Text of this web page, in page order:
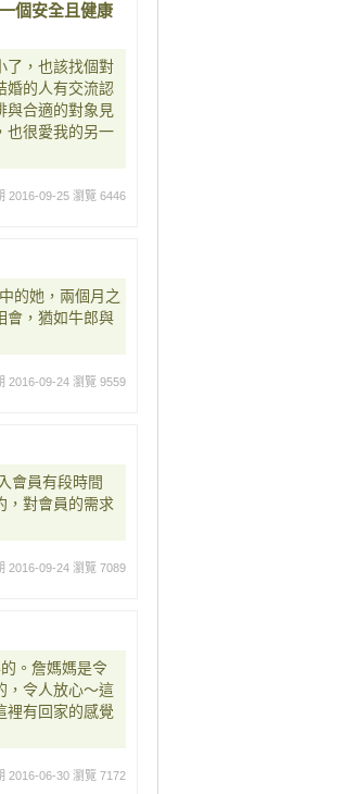
個安全且健康
了，也該找個對
婚的人有交流認
與合適的對象見
也很愛我的另一
2016-09-25 瀏覽 6446
的她，兩個月之
會，猶如牛郎與
2016-09-24 瀏覽 9559
會員有段時間
，對會員的需求
2016-09-24 瀏覽 7089
。詹媽媽是令
，令人放心～這
裡有回家的感覺
2016-06-30 瀏覽 7172